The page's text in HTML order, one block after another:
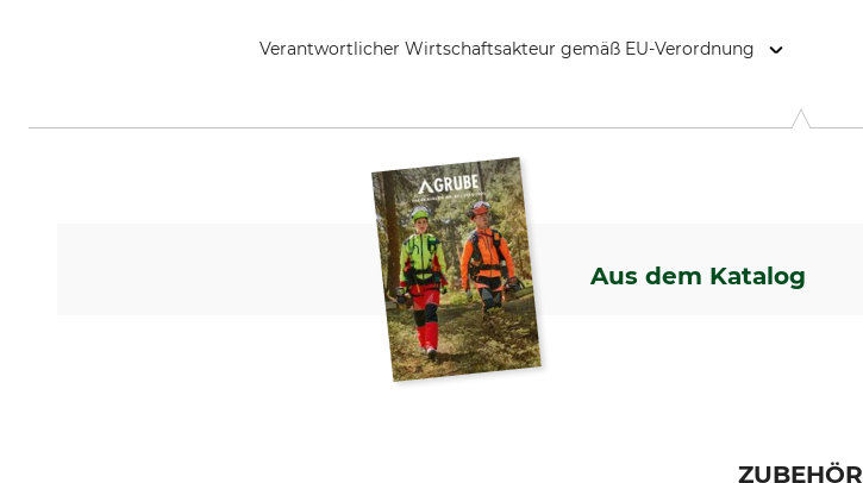
Verantwortlicher Wirtschaftsakteur gemäß EU-Verordnung
Aus dem Katalog
ZUBEHÖR